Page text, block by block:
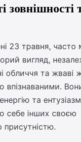
зовнішності
23 травня, часто
вигляд,
обличчя та жваві
впізнаваними.
та
себе інших своєю